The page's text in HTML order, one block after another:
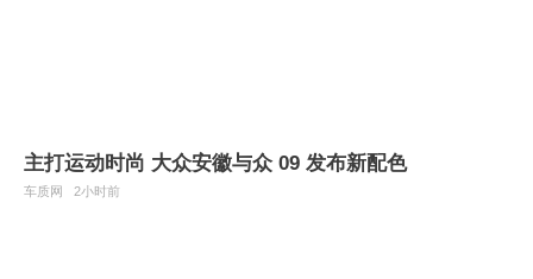
主打运动时尚 大众安徽与众 09 发布新配色
车质网 2小时前